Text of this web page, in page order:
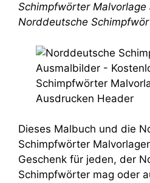
Schimpfwörter Malvorlage
Norddeutsche
Dieses Malbuch und die
Schimpfwörter
Geschenk für jeden, der
Schimpfwörter mag oder